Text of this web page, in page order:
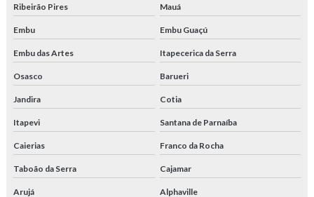
Ribeirão Pires Mauá
Embu Embu Guaçú
Embu das Artes Itapecerica da Serra
Osasco Barueri
Jandira Cotia
Itapevi Santana de Parnaíba
Caierias Franco da Rocha
Taboão da Serra Cajamar
Arujá Alphaville